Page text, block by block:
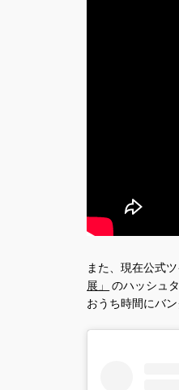
また、現在公式
展」 のハッシュ
おうち時間にバ